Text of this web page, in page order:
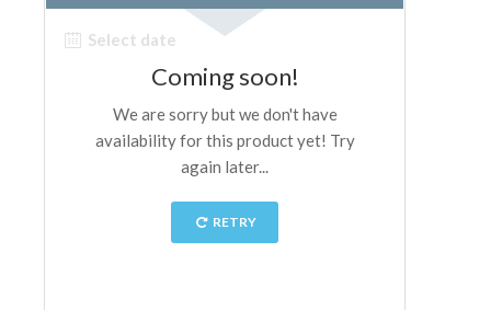
Museo Arqueológico
El Taller de las Piedras Duras
Museo Galileo
Jardín de Boboli
Corredor de Vasari